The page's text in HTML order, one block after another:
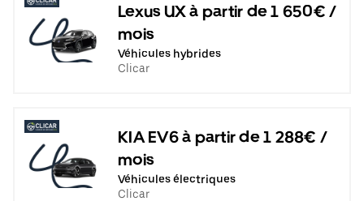
Lexus UX à partir de 1 650€ /
mois
Véhicules hybrides
Clicar
KIA EV6 à partir de 1 288€ /
mois
Véhicules électriques
Clicar